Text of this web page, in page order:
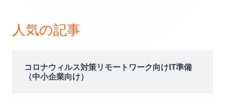
ン
人気の記事
コロナウィルス対策リモートワーク向けIT準備
（中小企業向け）